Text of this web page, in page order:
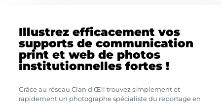
Illustrez efficacement vos
supports de communication
print et web de photos
institutionnelles fortes !
Grâce au réseau Clan d’Œil trouvez simplement et
rapidement un photographe spécialiste du reportage en